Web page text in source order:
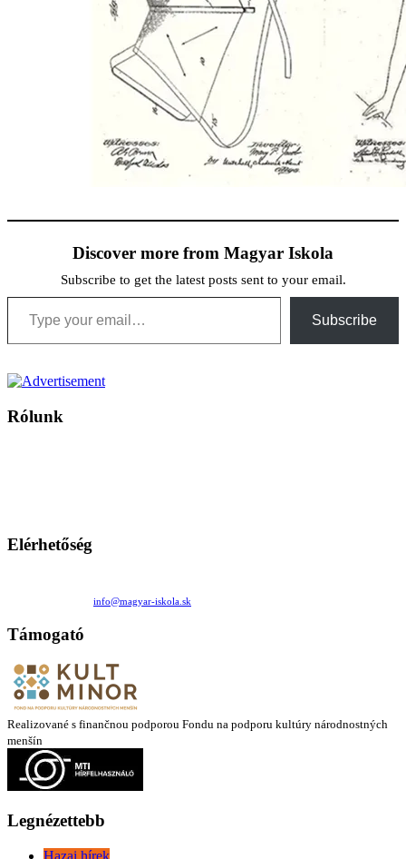
Discover more from Magyar Iskola
Subscribe to get the latest posts sent to your email.
Type your email…
Subscribe
Rólunk
Elérhetőség
info@magyar-iskola.sk
Támogató
Realizované s finančnou podporou Fondu na podporu kultúry národnostných
menšín
Legnézettebb
Hazai hírek